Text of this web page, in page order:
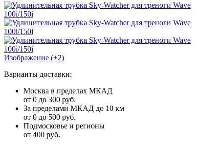
Изображение (+2)
Варианты доставки:
Москва в пределах МКАД
от 0 до 300 руб.
За пределами МКАД до 10 км
от 0 до 500 руб.
Подмосковье и регионы
от 400 руб.